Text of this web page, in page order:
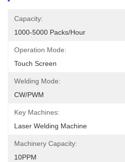
Capacity:
1000-5000 Packs/hour
Operation Mode:
Touch Screen
Welding Mode:
CW/PWM
Key Machines:
Laser Welding Machine
Machinery Capacity:
10PPM